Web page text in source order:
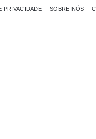
PRIVACIDADE SOBRE NÓS